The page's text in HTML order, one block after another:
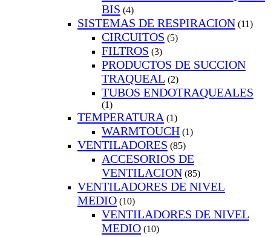
BIS (4)
SISTEMAS DE RESPIRACION (11)
CIRCUITOS (5)
FILTROS (3)
PRODUCTOS DE SUCCION
TRAQUEAL (2)
TUBOS ENDOTRAQUEALES
(1)
TEMPERATURA (1)
WARMTOUCH (1)
VENTILADORES (85)
ACCESORIOS DE
VENTILACION (85)
VENTILADORES DE NIVEL
MEDIO (10)
VENTILADORES DE NIVEL
MEDIO (10)